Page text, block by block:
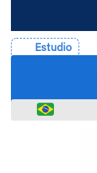
Estudio